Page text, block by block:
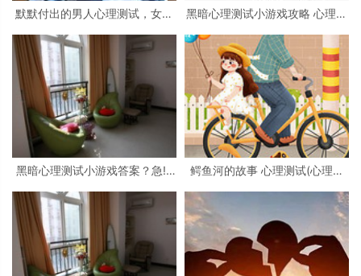
默默付出的男人心理测试，女生
黑暗心理测试小游戏攻略 心理测
黑暗心理测试小游戏答案？急!!!
鳄鱼河的故事 心理测试(心理测